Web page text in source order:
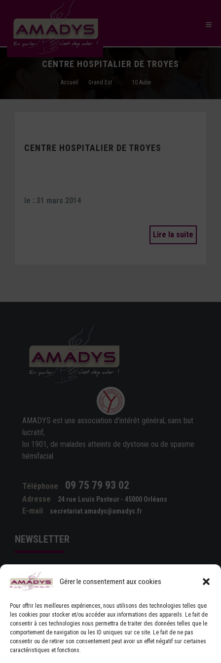
Gérer le consentement aux cookies
Pour offrir les meilleures expériences, nous utilisons des technologies telles que
les cookies pour stocker et/ou accéder aux informations des appareils. Le fait de
consentir à ces technologies nous permettra de traiter des données telles que le
comportement de navigation ou les ID uniques sur ce site. Le fait de ne pas
consentir ou de retirer son consentement peut avoir un effet négatif sur certaines
caractéristiques et fonctions.
CENTRE HOSPITALIER DE TROYES
Accueil Grand Est 10 Aube
CENTRE HOSPITALIER DE TROYES
le : 31 mars 2014
Lire la suite
AMADYS est une association d'intérêt général, sans but
lucratif,
loi 1901, de malades atteints de dystonie ou de spasme
hémifacial.
Téléphone 09 75 79 93 02
Adresse 24 rue Louis Pasteur - 45000 Orléans
E-mail secretariat.amadys@amadys.fr
NEWSLETTER
J'ACCEPTE LES CONDITIONS GÉNÉRALES
D'UTILISATION